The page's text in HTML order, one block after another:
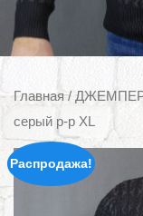
Главная/
серый р-р XL
Распродажа!